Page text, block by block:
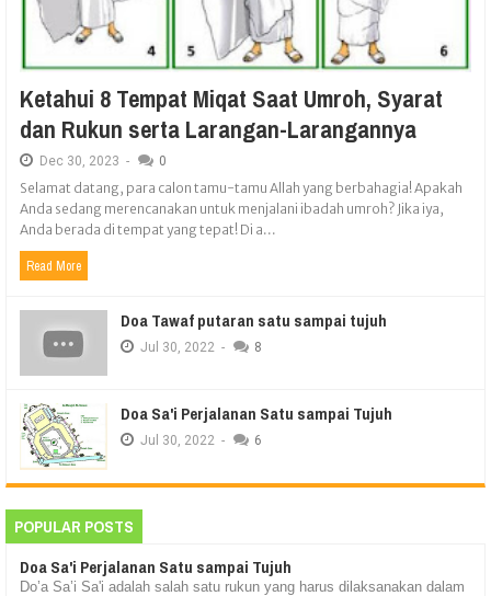
Ketahui 8 Tempat Miqat Saat Umroh, Syarat
dan Rukun serta Larangan-Larangannya
Dec 30, 2023 - 0
Selamat datang, para calon tamu-tamu Allah yang berbahagia! Apakah
Anda sedang merencanakan untuk menjalani ibadah umroh? Jika iya,
Anda berada di tempat yang tepat! Di a...
Read More
Doa Tawaf putaran satu sampai tujuh
Jul 30, 2022 - 8
Doa Sa'i Perjalanan Satu sampai Tujuh
Jul 30, 2022 - 6
POPULAR POSTS
Doa Sa'i Perjalanan Satu sampai Tujuh
Do’a Sa’i Sa'i adalah salah satu rukun yang harus dilaksanakan dalam